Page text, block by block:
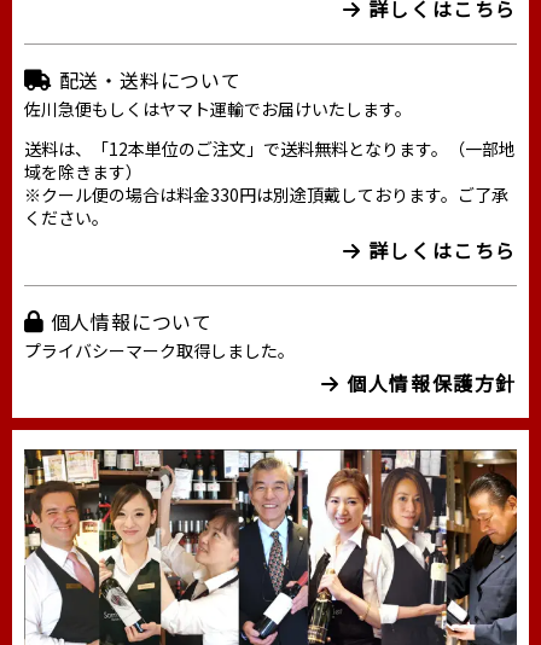
詳しくはこちら
配送・送料について
佐川急便もしくはヤマト運輸でお届けいたします。
送料は、「12本単位のご注文」で送料無料となります。（一部地
域を除きます）
※クール便の場合は料金330円は別途頂戴しております。ご了承
ください。
詳しくはこちら
個人情報について
プライバシーマーク取得しました。
個人情報保護方針